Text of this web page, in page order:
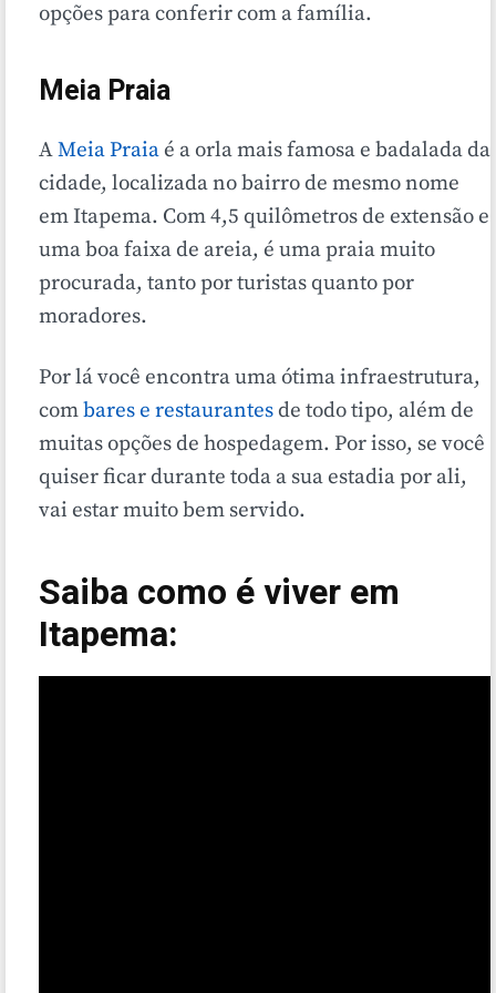
opções para conferir com a família.
Meia Praia
AMeia Praia é a orla mais famosa e badalada da
cidade, localizada no bairro de mesmo nome
em Itapema. Com 4,5 quilômetros de extensão e
uma boa faixa de areia, é uma praia muito
procurada, tanto por turistas quanto por
moradores.
Por lá você encontra uma ótima infraestrutura,
combares e restaurantes de todo tipo, além de
muitas opções de hospedagem. Por isso, se você
quiser ficar durante toda a sua estadia por ali,
vai estar muito bem servido.
Saiba como é viver em
Itapema: